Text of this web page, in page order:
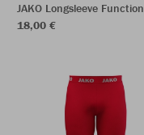
JAKO Longsleeve Function
18,00 €